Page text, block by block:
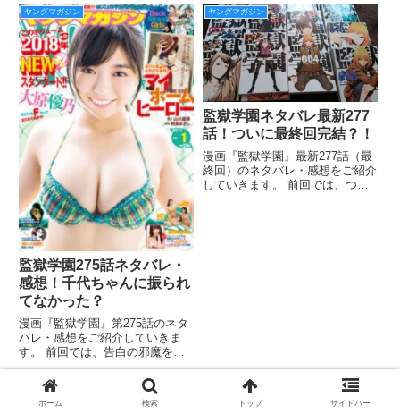
生きていたサリエルとタルミエル
は、エリザベスを助けエスタロッ
サを倒すために彼らを追いかけま
す。 エスタロッサが意
な漫画『監獄学園』は最近になっ
てドラマ化されて放送されていた
ので、知っている方も多いのでは
ないでしょうか？ とはいえ、な
ヤングマガジン
監獄学園275話ネタバレ・
感想！千代ちゃんに振られ
てなかった？
漫画『監獄学園』第275話のネタ
バレ・感想をご紹介していきま
す。 前回では、告白の邪魔をし
ないでと言うキヨシに、はっきり
と「邪魔するわ」と答える花ちゃ
んがとてつもなく可愛かったです
ね。 「千代ちゃんが騙されるの
ヤングマガジン
監獄学園ネタバレ最新277
話！ついに最終回完結？！
漫画『監獄学園』最新277話（最
終回）のネタバレ・感想をご紹介
していきます。 前回では、つい
ホーム 検索 トップ サイドバー